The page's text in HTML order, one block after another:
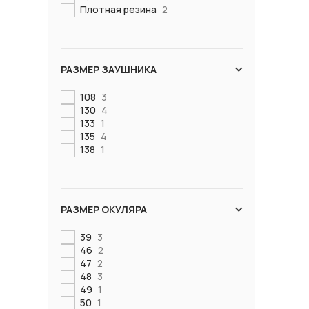
Плотная резина 2
РАЗМЕР ЗАУШНИКА
108 3
130 4
133 1
135 4
138 1
РАЗМЕР ОКУЛЯРА
39 3
46 2
47 2
48 3
49 1
50 1